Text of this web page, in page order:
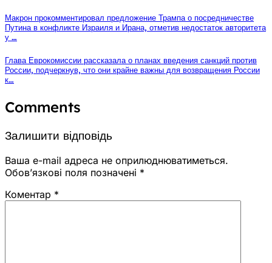
Макрон прокомментировал предложение Трампа о посредничестве
Путина в конфликте Израиля и Ирана, отметив недостаток авторитета
у …
Глава Еврокомиссии рассказала о планах введения санкций против
России, подчеркнув, что они крайне важны для возвращения России
к…
Comments
Залишити відповідь
Ваша e-mail адреса не оприлюднюватиметься.
Обов’язкові поля позначені *
Коментар *